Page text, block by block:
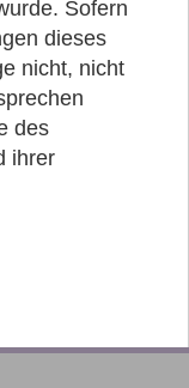
Sofern
dieses
nicht, nicht
des
ihrer